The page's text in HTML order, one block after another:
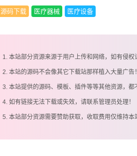
源码下载 医疗器械 医疗设备
1. 本站部分资源来源于用户上传和网络，如有侵权
2. 本站的源码不会像其它下载站那样植入大量广告！
3. 本站提供的源码、模板、插件等等其他资源，都
4. 如有链接无法下载或失效，请联系管理员处理！
5. 本站部分资源需要赞助获取，收取费用仅维持本